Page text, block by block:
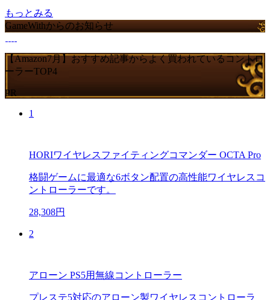
もっとみる
GameWithからのお知らせ
【Amazon7月】おすすめ記事からよく買われているコントロ
ーラーTOP4
PR
1
HORIワイヤレスファイティングコマンダー OCTA Pro
格闘ゲームに最適な6ボタン配置の高性能ワイヤレスコ
ントローラーです。
28,308円
2
アローン PS5用無線コントローラー
プレステ5対応のアローン製ワイヤレスコントローラ